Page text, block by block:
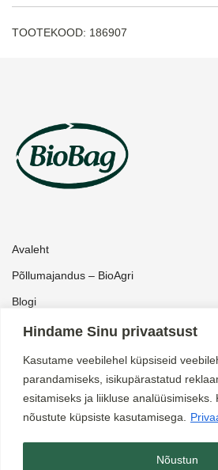
Hindame Sinu privaatsust
Kasutame veebilehel küpsiseid
parandamiseks, isikupärastatud
esitamiseks ja liikluse analüüsimiseks.
nõustute küpsiste kasutamisega.
Nõustun
TOOTEKOOD: 186907
Avaleht
Põllumajandus – BioAgri
Blogi
Pood
Kataloog ärikliendile
Müügitingimused
Privaatsuspoliitika
Kontakt